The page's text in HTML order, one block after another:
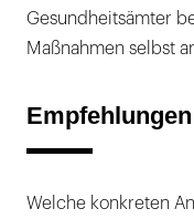
Gesundheitsämter
Maßnahmen selbst
Welche konkreten